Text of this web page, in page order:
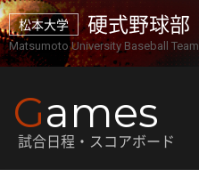
松本大学 硬式野球部
Matsumoto University Baseball Team
Games
試合日程・スコアボード